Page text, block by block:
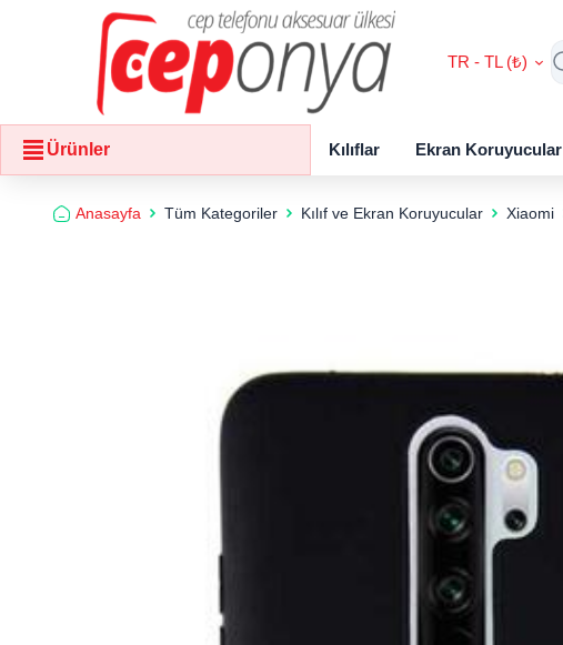
TR - TL (₺)
Ürünler Kılıflar Ekran Koruyucular
Anasayfa Tüm Kategoriler Kılıf ve Ekran Koruyucular Xiaomi